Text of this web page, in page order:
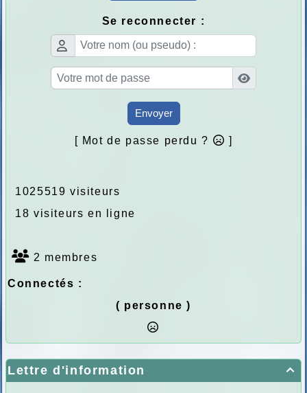
Se reconnecter :
Envoyer
[ Mot de passe perdu ? ]
1025519 visiteurs
18 visiteurs en ligne
2 membres
Connectés :
( personne )

Lettre d'information